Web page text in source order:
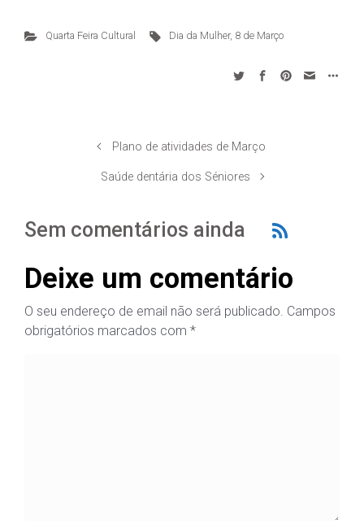
Quarta Feira Cultural Dia da Mulher, 8 de Março
Plano de atividades de Março
Saúde dentária dos Séniores
Sem comentários ainda
Deixe um comentário
O seu endereço de email não será publicado. Campos
obrigatórios marcados com *